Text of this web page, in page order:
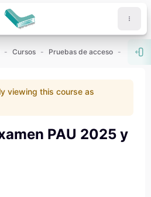
Cursos Pruebas de acceso PAU -
viewing this course as
PAU 2025 y